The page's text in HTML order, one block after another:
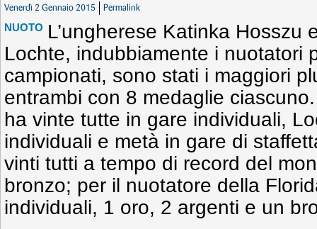
Venerdì 2 Gennaio 2015 Permalink
NUOTO L’ungherese Katinka Hosszu
Lochte, indubbiamente i nuotatori
campionati, sono stati i maggiori
entrambi con 8 medaglie
ha vinte tutte in gare individuali,
individuali e metà in gare di
vinti tutti a tempo di record del
bronzo; per il nuotatore della
individuali, 1 oro, 2 argenti e un